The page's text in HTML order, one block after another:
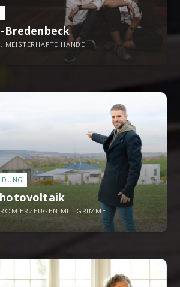
MEISTERHAFTE HÄNDE
ERZEUGEN MIT GRIMME